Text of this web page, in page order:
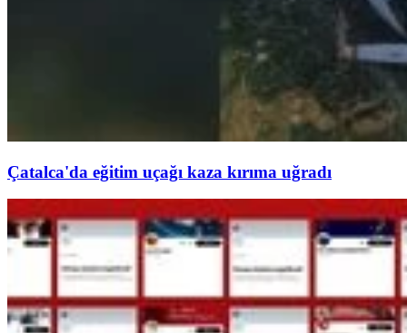
Çatalca'da eğitim uçağı kaza kırıma uğradı